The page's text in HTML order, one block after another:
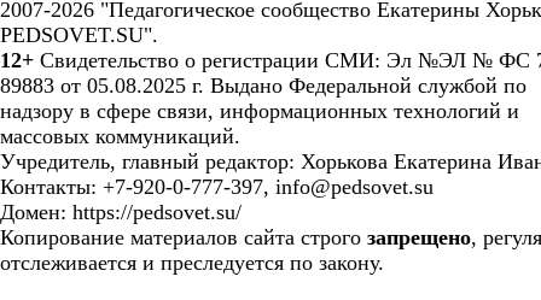
2007-2026 "Педагогическое сообщество Екатерины
PEDSOVET.SU".
12+ Свидетельство о регистрации СМИ: Эл №ЭЛ № ФС
89883 от 05.08.2025 г. Выдано Федеральной службой по
надзору в сфере связи, информационных технологий и
массовых коммуникаций.
Учредитель, главный редактор: Хорькова Екатерина
Контакты: +7-920-0-777-397, info@pedsovet.su
Домен: https://pedsovet.su/
Копирование материалов сайта строго запрещено,
отслеживается и преследуется по закону.